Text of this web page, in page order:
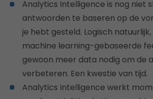
Analytics Intelligence is nog niet
antwoorden te baseren op de
je hebt gesteld. Logisch
machine learning-gebaseerde
gewoon meer data nodig om de
verbeteren. Een kwestie van tijd.
Analytics Intelligence werkt